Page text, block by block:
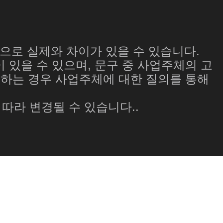
로 실제와 차이가 있을 수 있습니다.
을 수 있으며, 문구 중 사업주체의 고
는 경우 사업주체에 대한 질의를 통해
라 변경될 수 있습니다..